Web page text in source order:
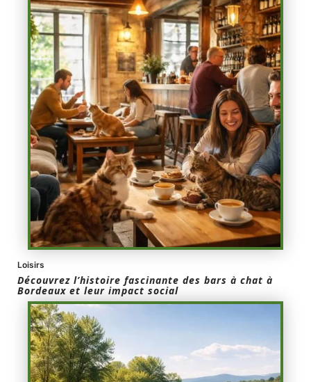
Loisirs
Découvrez l’histoire fascinante des bars à chat à
Bordeaux et leur impact social